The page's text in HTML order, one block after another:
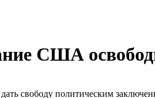
США
свободу политическим